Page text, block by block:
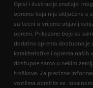
Opisi i ilustracije značajki
opremu koja nije uključena u
su točni u vrijeme
opremi. Prikazane boje su
dodatna oprema dostupna
karakteristike i oprema
dostupne samo u nekim
troškove. Za precizne
vozilima obratite se lokalnom